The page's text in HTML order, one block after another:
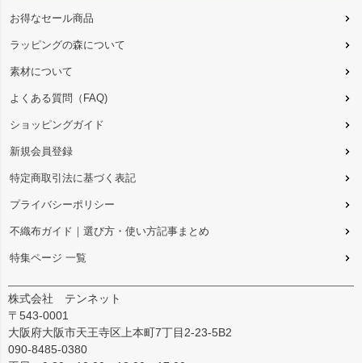
お得なセール商品
ラッピングの森について
素材について
よくある質問（FAQ)
ショッピングガイド
新規会員登録
特定商取引法に基づく表記
プライバシーポリシー
不織布ガイド｜選び方・使い方記事まとめ
特集ページ 一覧
株式会社 テンネット
〒543-0001
大阪府大阪市天王寺区上本町7丁目2-23-5B2
090-8485-0380